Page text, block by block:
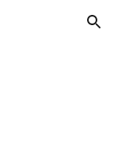
Skip to navigation